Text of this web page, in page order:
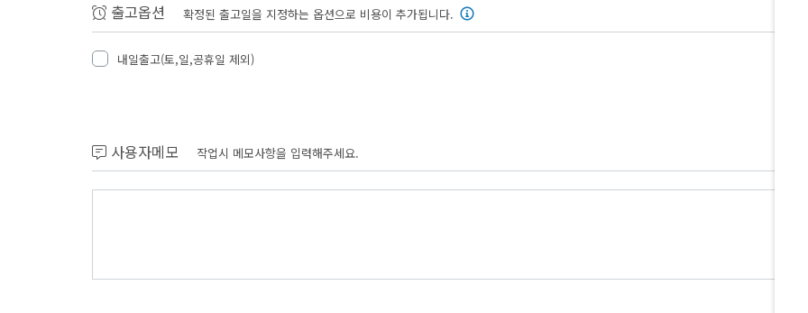
출고옵션 확정된 출고일을 지정하는 옵션으로 비용이 추가됩니다.
내일출고(토,일,공휴일 제외)
사용자메모 작업시 메모사항을 입력해주세요.